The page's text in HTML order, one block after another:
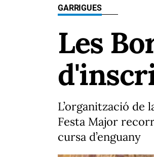
GARRIGUES
Les
L’organització de
Festa Major
cursa d’enguany